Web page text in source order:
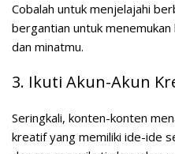
Cobalah untuk menjelajahi
bergantian untuk
dan minatmu.
3. Ikuti Akun-Akun
Seringkali, konten-konten
kreatif yang memiliki ide-ide